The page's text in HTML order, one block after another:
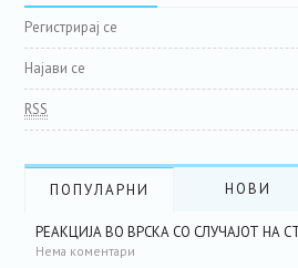
Регистрирај се
Најави се
RSS
ПОПУЛАРНИ НОВИ
РЕАКЦИЈА ВО ВРСКА СО СЛУЧАЈОТ НА
Нема коментари